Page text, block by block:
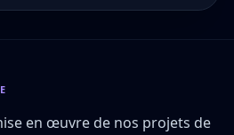
en œuvre de nos projets de